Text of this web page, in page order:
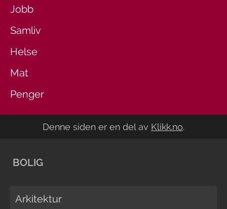
Jobb
Samliv
Helse
Mat
Penger
Denne siden er en del av Klikk.no.
BOLIG
Arkitektur